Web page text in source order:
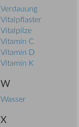
Verdauung
Vitalpflaster
Vitalpilze
Vitamin C
Vitamin D
Vitamin K
W
Wasser
X